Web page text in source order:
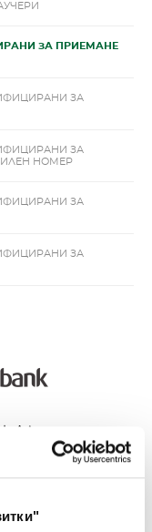
ЗА ПРИЕМАНЕ
ЗА
ЗА
НОМЕР
ЗА
ЗА
АД